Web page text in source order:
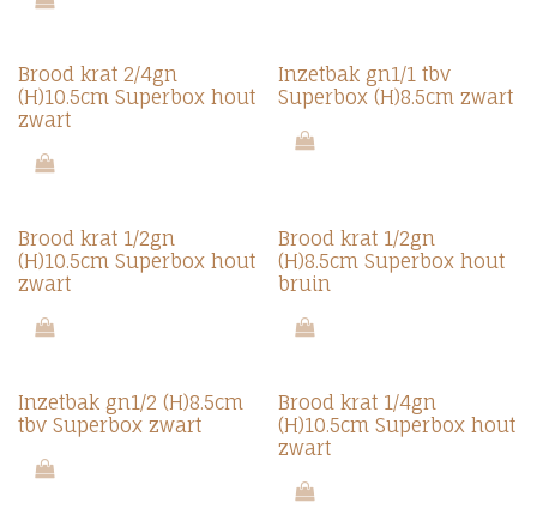
Brood krat 2/4gn
(H)10.5cm Superbox hout
zwart
Inzetbak gn1/1 tbv
Superbox (H)8.5cm zwart
Brood krat 1/2gn
(H)10.5cm Superbox hout
zwart
Brood krat 1/2gn
(H)8.5cm Superbox hout
bruin
Inzetbak gn1/2 (H)8.5cm
tbv Superbox zwart
Brood krat 1/4gn
(H)10.5cm Superbox hout
zwart